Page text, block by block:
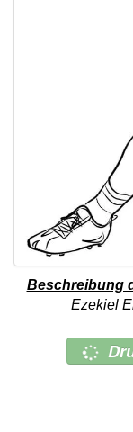
Beschreibung
Ezekiel